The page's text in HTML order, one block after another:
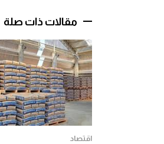
مقالات ذات صلة
اقتصاد